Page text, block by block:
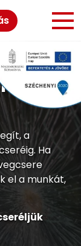
és
a
Ha
el a munkát,